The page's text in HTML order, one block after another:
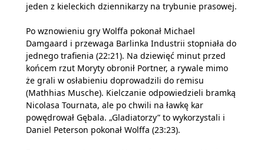
jeden z kieleckich dziennikarzy na trybunie prasowej.
Po wznowieniu gry Wolffa pokonał Michael
Damgaard i przewaga Barlinka Industrii stopniała do
jednego trafienia (22:21). Na dziewięć minut przed
końcem rzut Moryty obronił Portner, a rywale mimo
że grali w osłabieniu doprowadzili do remisu
(Mathhias Musche). Kielczanie odpowiedzieli bramką
Nicolasa Tournata, ale po chwili na ławkę kar
powędrował Gębala. „Gladiatorzy” to wykorzystali i
Daniel Peterson pokonał Wolffa (23:23).